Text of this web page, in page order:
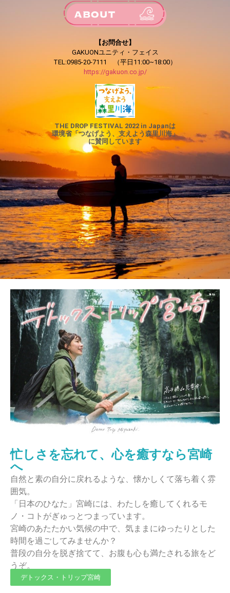
【お問合せ】
GAKUONユニティ・フェイス
TEL:0985-20-7111 （平日11:00~18:00）
https://gakuon.co.jp/
THE DROP FESTIVAL 2022 in Japanは
環境省「つなげよう、支えよう森里川海」
に賛同しています
忙しさを忘れて、心を癒すなら宮崎
へ
自然と素の自分に戻れるような、懐かしくて落ち着く雰
囲気。
「日本のひなた」宮崎には、わたしを癒してくれるモ
ノ・コトがぎゅっとつまっています。
宮崎のあたたかい気候の中で、気ままにゆったりとした
時間を過ごしてみませんか？
普段の自分を脱ぎ捨てて、お腹も心も満たされる旅をど
うぞ。
デトックス・トリップ宮崎